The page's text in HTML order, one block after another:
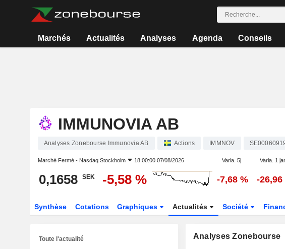
Marchés Actualités Analyses Agenda Conseils
IMMUNOVIA AB
Analyses Zonebourse Immunovia AB Actions IMMNOV
Marché Fermé - Nasdaq Stockholm 18:00:00 07/08/2026 Varia. 5j. Varia. 1
0,1658 SEK -5,58 % -7,68 % -26,96
Synthèse Cotations Graphiques Actualités Société
Analyses Zonebourse
Toute l'actualité